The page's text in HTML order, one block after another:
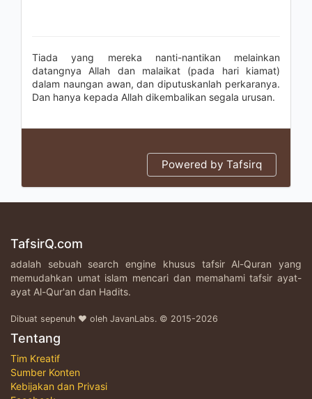
Tiada yang mereka nanti-nantikan melainkan
datangnya Allah dan malaikat (pada hari kiamat)
dalam naungan awan, dan diputuskanlah perkaranya.
Dan hanya kepada Allah dikembalikan segala urusan.
Powered by Tafsirq
TafsirQ.com
adalah sebuah search engine khusus tafsir Al-Quran yang
memudahkan umat islam mencari dan memahami tafsir ayat-
ayat Al-Qur'an dan Hadits.
Dibuat sepenuh ♥ oleh JavanLabs. © 2015-2026
Tentang
Tim Kreatif
Sumber Konten
Kebijakan dan Privasi